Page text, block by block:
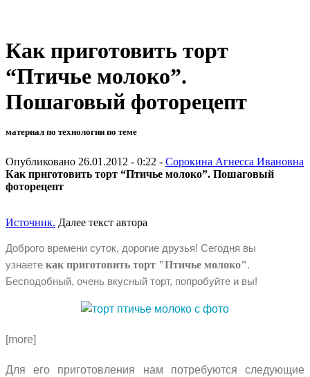
Как приготовить торт
“Птичье молоко”.
Пошаговый фоторецепт
материал по технологии по теме
Опубликовано 26.01.2012 - 0:22 - Сорокина Агнесса Ивановна
Как приготовить торт “Птичье молоко”. Пошаговый
фоторецепт
Источник. Далее текст автора
Доброго времени суток, дорогие друзья! Сегодня вы
узнаете как приготовить торт "Птичье молоко".
Бесподобный, очень вкусный торт, попробуйте и вы!
[more]
Для его приготовления нам потребуются следующие